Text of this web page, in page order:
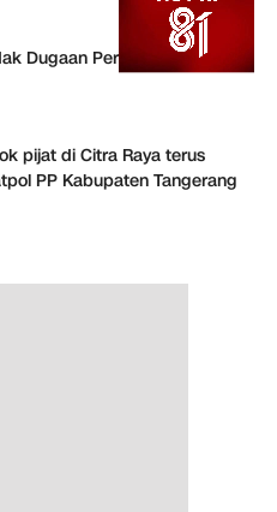
Dugaan Perakitan HP
pijat di Citra Raya terus
PP Kabupaten Tangerang